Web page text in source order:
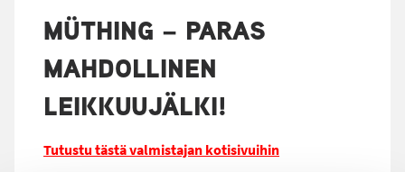
MÜTHING – PARAS
MAHDOLLINEN
LEIKKUUJÄLKI!
Tutustu tästä valmistajan kotisivuihin